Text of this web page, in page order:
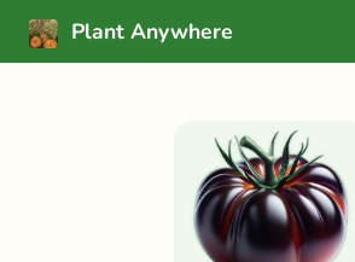
Plant Anywhere